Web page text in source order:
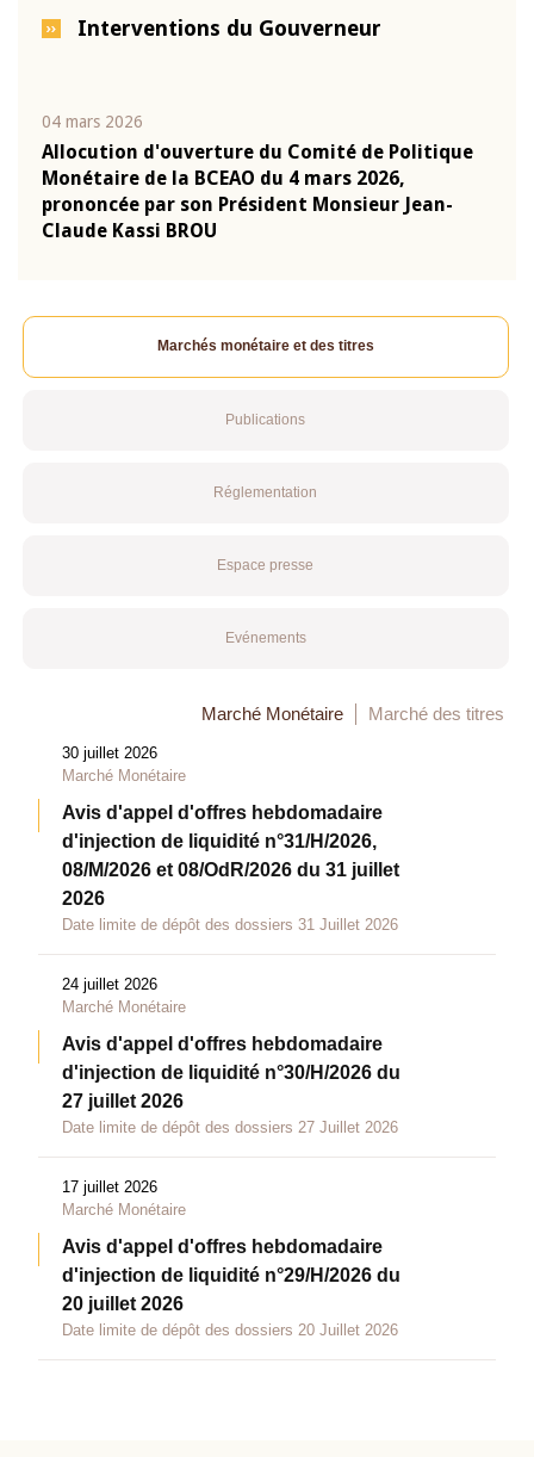
Interventions du Gouverneur
04 mars 2026
Allocution d'ouverture du Comité de Politique
Monétaire de la BCEAO du 4 mars 2026,
prononcée par son Président Monsieur Jean-
Claude Kassi BROU
Marchés monétaire et des titres
Publications
Réglementation
Espace presse
Evénements
Marché Monétaire Marché des titres
30 juillet 2026
Marché Monétaire
Avis d'appel d'offres hebdomadaire
d'injection de liquidité n°31/H/2026,
08/M/2026 et 08/OdR/2026 du 31 juillet
2026
Date limite de dépôt des dossiers 31 Juillet 2026
24 juillet 2026
Marché Monétaire
Avis d'appel d'offres hebdomadaire
d'injection de liquidité n°30/H/2026 du
27 juillet 2026
Date limite de dépôt des dossiers 27 Juillet 2026
17 juillet 2026
Marché Monétaire
Avis d'appel d'offres hebdomadaire
d'injection de liquidité n°29/H/2026 du
20 juillet 2026
Date limite de dépôt des dossiers 20 Juillet 2026